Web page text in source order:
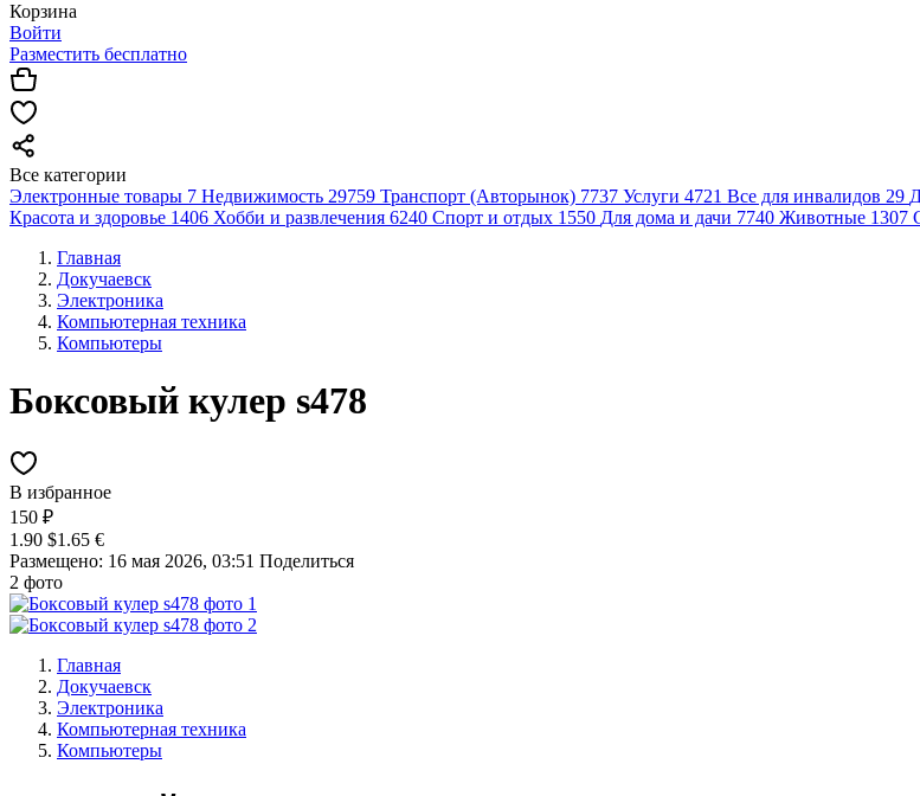
Корзина
Войти
Разместить бесплатно
Все категории
Электронные товары 7 Недвижимость 29759 Транспорт (Авторынок) 7737 Услуги 4721 Все для инвалидов 29
Красота и здоровье 1406 Хобби и развлечения 6240 Спорт и отдых 1550 Для дома и дачи 7740 Животные 1307
Главная
Докучаевск
Электроника
Компьютерная техника
Компьютеры
Боксовый кулер s478
В избранное
150 ₽
1.90 $1.65 €
Размещено: 16 мая 2026, 03:51 Поделиться
2 фото
Главная
Докучаевск
Электроника
Компьютерная техника
Компьютеры